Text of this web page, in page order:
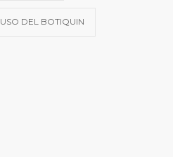
USO DEL BOTIQUIN